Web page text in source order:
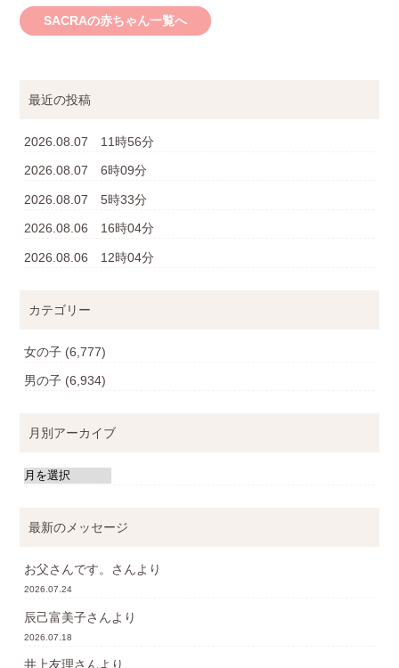
SACRAの赤ちゃん一覧へ
最近の投稿
2026.08.07 11時56分
2026.08.07 6時09分
2026.08.07 5時33分
2026.08.06 16時04分
2026.08.06 12時04分
カテゴリー
女の子 (6,777)
男の子 (6,934)
月別アーカイブ
最新のメッセージ
お父さんです。 さんより
2026.07.24
辰己富美子さんより
2026.07.18
井上友理さんより